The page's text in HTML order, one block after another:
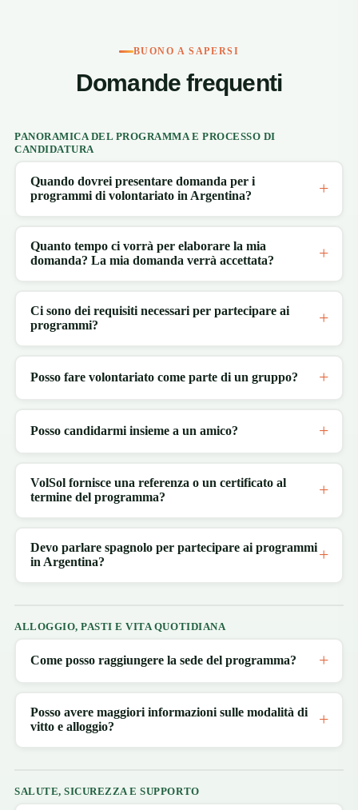
BUONO A SAPERSI
Domande frequenti
PANORAMICA DEL PROGRAMMA E PROCESSO DI
CANDIDATURA
Quando dovrei presentare domanda per i
programmi di volontariato in Argentina?
Quanto tempo ci vorrà per elaborare la mia
domanda? La mia domanda verrà accettata?
Ci sono dei requisiti necessari per partecipare ai
programmi?
Posso fare volontariato come parte di un gruppo?
Posso candidarmi insieme a un amico?
VolSol fornisce una referenza o un certificato al
termine del programma?
Devo parlare spagnolo per partecipare ai programmi
in Argentina?
ALLOGGIO, PASTI E VITA QUOTIDIANA
Come posso raggiungere la sede del programma?
Posso avere maggiori informazioni sulle modalità di
vitto e alloggio?
SALUTE, SICUREZZA E SUPPORTO